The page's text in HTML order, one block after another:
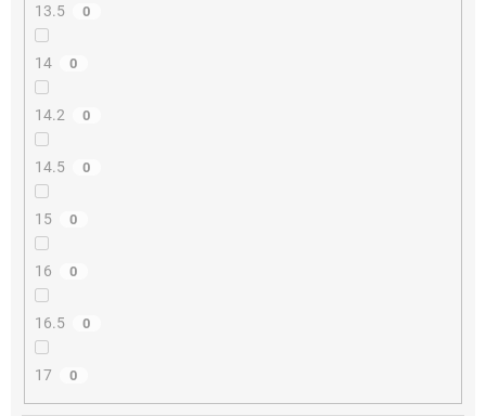
13.5 0
14 0
14.2 0
14.5 0
15 0
16 0
16.5 0
17 0